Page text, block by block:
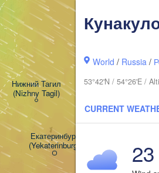
World / Russia /
53°42'N / 54°26'E /
CURRENT
Екатеринбург
(Yekaterinburg)
Нижний Тагил
(Nizhny Tagil)